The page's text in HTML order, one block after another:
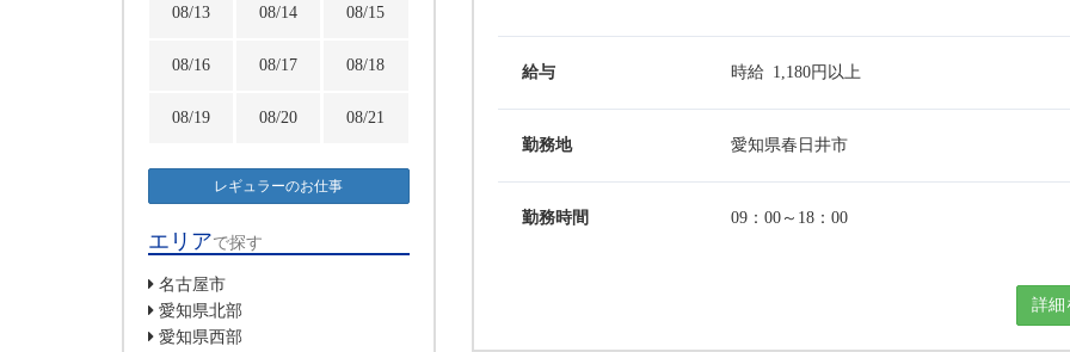
08/13 08/14 08/15
08/16 08/17 08/18
08/19 08/20 08/21
レギュラーのお仕事
エリアで探す
名古屋市
愛知県北部
愛知県西部
給与 時給 1,180円以上
勤務地 愛知県春日井市
勤務時間 09：00～18：00
詳細